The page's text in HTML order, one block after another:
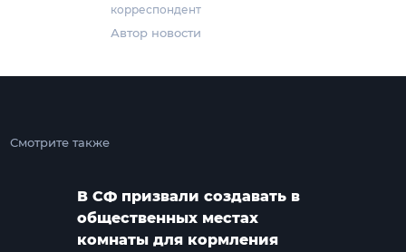
корреспондент
Автор новости
Смотрите также
В СФ призвали создавать в
общественных местах
комнаты для кормления